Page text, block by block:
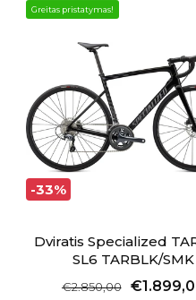
-33%
Greitas pristatymas!
Dviratis Specialized
SL6 TARBLK/SMK
€2.850,00